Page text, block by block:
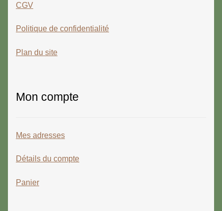
CGV
Politique de confidentialité
Plan du site
Mon compte
Mes adresses
Détails du compte
Panier